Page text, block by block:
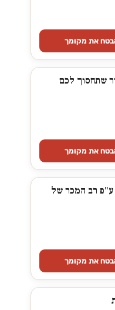
את מקומך
שתחסוך לכם
את מקומך
ע"פ רב המכר של
את מקומך